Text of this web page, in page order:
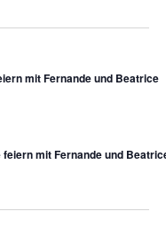
mit Fernande und Beatrice
mit Fernande und